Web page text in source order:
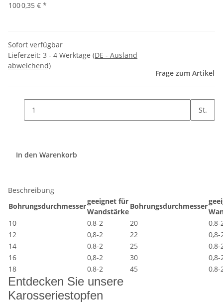
1000,35 € *
Sofort verfügbar
Lieferzeit: 3 - 4 Werktage (DE - Ausland
abweichend)
Frage zum Artikel
St.
In den Warenkorb
Beschreibung
Bohrungsdurchmesser
geeignet für
Wandstärke
Bohrungsdurchmesser
10
0,8-2 20
0,8-
12
0,8-2 22
0,8-
14
0,8-2 25
0,8-
16
0,8-2 30
0,8-
18
0,8-2 45 0,8-
Entdecken Sie unsere
Karosseriestopfen